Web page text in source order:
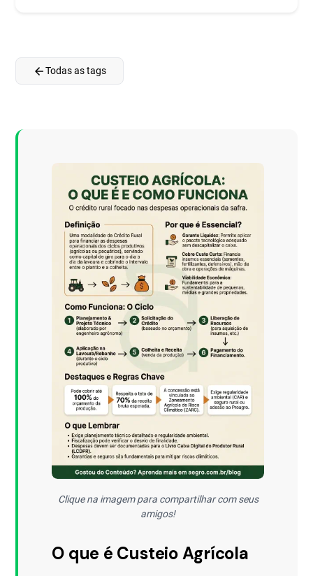
arrow_backTodas as tags
Clique na imagem para compartilhar com seus
amigos!
O que é Custeio Agrícola